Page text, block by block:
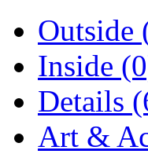
Outside
Inside
Details
Art &